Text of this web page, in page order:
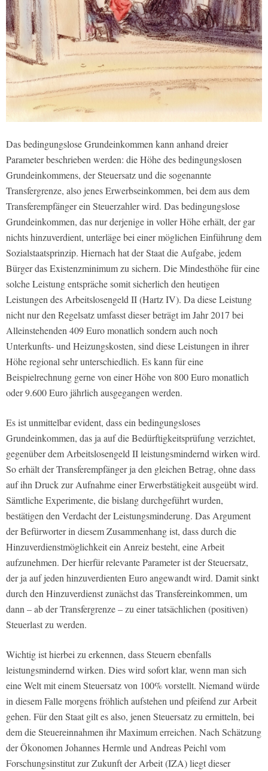
Das bedingungslose Grundeinkommen kann anhand dreier
Parameter beschrieben werden: die Höhe des bedingungslosen
Grundeinkommens, der Steuersatz und die sogenannte
Transfergrenze, also jenes Erwerbseinkommen, bei dem aus dem
Transferempfänger ein Steuerzahler wird. Das bedingungslose
Grundeinkommen, das nur derjenige in voller Höhe erhält, der gar
nichts hinzuverdient, unterläge bei einer möglichen Einführung dem
Sozialstaatsprinzip. Hiernach hat der Staat die Aufgabe, jedem
Bürger das Existenzminimum zu sichern. Die Mindesthöhe für eine
solche Leistung entspräche somit sicherlich den heutigen
Leistungen des Arbeitslosengeld II (Hartz IV). Da diese Leistung
nicht nur den Regelsatz umfasst dieser beträgt im Jahr 2017 bei
Alleinstehenden 409 Euro monatlich sondern auch noch
Unterkunfts- und Heizungskosten, sind diese Leistungen in ihrer
Höhe regional sehr unterschiedlich. Es kann für eine
Beispielrechnung gerne von einer Höhe von 800 Euro monatlich
oder 9.600 Euro jährlich ausgegangen werden.
Es ist unmittelbar evident, dass ein bedingungsloses
Grundeinkommen, das ja auf die Bedürftigkeitsprüfung verzichtet,
gegenüber dem Arbeitslosengeld II leistungsmindernd wirken wird.
So erhält der Transferempfänger ja den gleichen Betrag, ohne dass
auf ihn Druck zur Aufnahme einer Erwerbstätigkeit ausgeübt wird.
Sämtliche Experimente, die bislang durchgeführt wurden,
bestätigen den Verdacht der Leistungsminderung. Das Argument
der Befürworter in diesem Zusammenhang ist, dass durch die
Hinzuverdienstmöglichkeit ein Anreiz besteht, eine Arbeit
aufzunehmen. Der hierfür relevante Parameter ist der Steuersatz,
der ja auf jeden hinzuverdienten Euro angewandt wird. Damit sinkt
durch den Hinzuverdienst zunächst das Transfereinkommen, um
dann – ab der Transfergrenze – zu einer tatsächlichen (positiven)
Steuerlast zu werden.
Wichtig ist hierbei zu erkennen, dass Steuern ebenfalls
leistungsmindernd wirken. Dies wird sofort klar, wenn man sich
eine Welt mit einem Steuersatz von 100% vorstellt. Niemand würde
in diesem Falle morgens fröhlich aufstehen und pfeifend zur Arbeit
gehen. Für den Staat gilt es also, jenen Steuersatz zu ermitteln, bei
dem die Steuereinnahmen ihr Maximum erreichen. Nach Schätzung
der Ökonomen Johannes Hermle und Andreas Peichl vom
Forschungsinstitut zur Zukunft der Arbeit (IZA) liegt dieser